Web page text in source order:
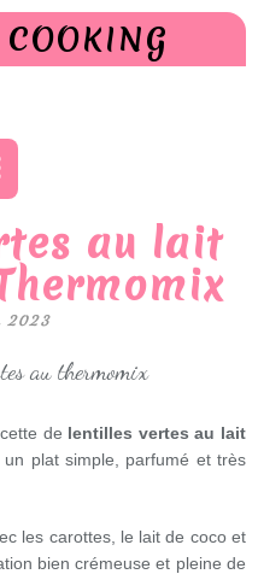
au lait
2023
de lentilles vertes au lait
un plat simple, parfumé et très
les carottes, le lait de coco et
bien crémeuse et pleine de